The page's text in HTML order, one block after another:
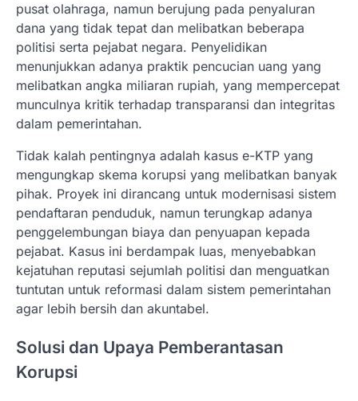
pusat olahraga, namun berujung pada penyaluran
dana yang tidak tepat dan melibatkan beberapa
politisi serta pejabat negara. Penyelidikan
menunjukkan adanya praktik pencucian uang yang
melibatkan angka miliaran rupiah, yang mempercepat
munculnya kritik terhadap transparansi dan integritas
dalam pemerintahan.
Tidak kalah pentingnya adalah kasus e-KTP yang
mengungkap skema korupsi yang melibatkan banyak
pihak. Proyek ini dirancang untuk modernisasi sistem
pendaftaran penduduk, namun terungkap adanya
penggelembungan biaya dan penyuapan kepada
pejabat. Kasus ini berdampak luas, menyebabkan
kejatuhan reputasi sejumlah politisi dan menguatkan
tuntutan untuk reformasi dalam sistem pemerintahan
agar lebih bersih dan akuntabel.
Solusi dan Upaya Pemberantasan
Korupsi